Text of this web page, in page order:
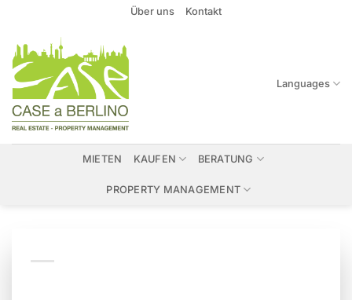
springen
Über uns Kontakt
Languages
MIETEN KAUFEN BERATUNG
PROPERTY MANAGEMENT